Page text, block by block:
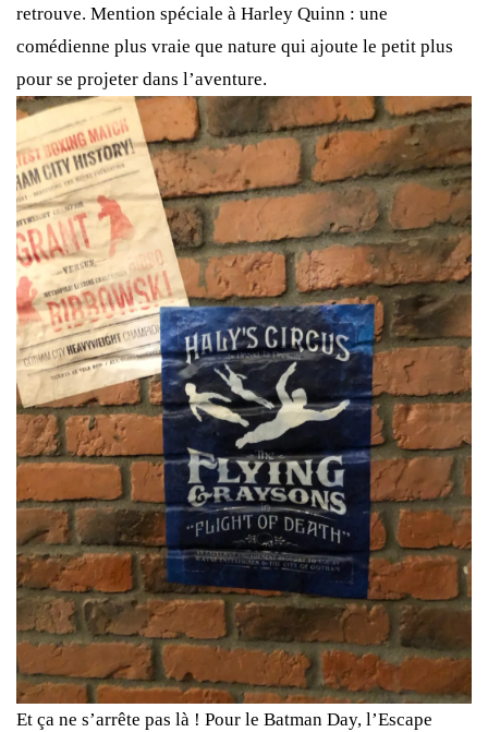
retrouve. Mention spéciale à Harley Quinn : une
comédienne plus vraie que nature qui ajoute le petit plus
pour se projeter dans l’aventure.
Et ça ne s’arrête pas là ! Pour le Batman Day, l’Escape